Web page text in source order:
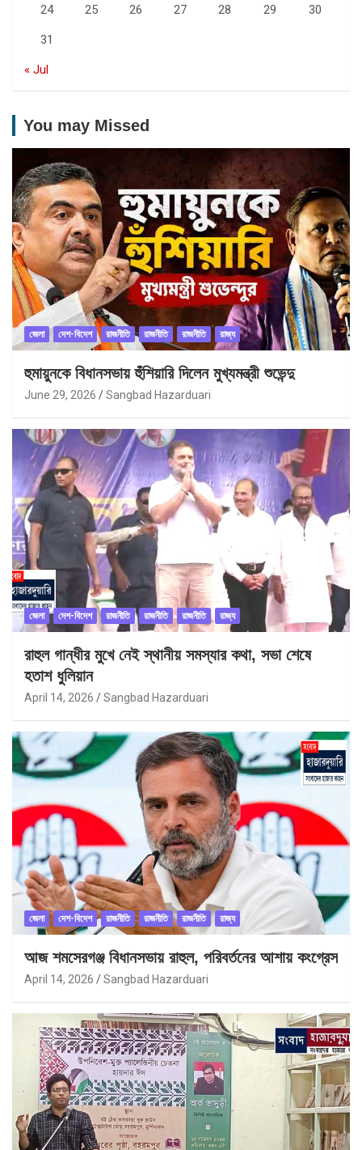
24 25 26 27 28 29 30
31
« Jul
You may Missed
জেলা দেশ-বিদেশ রাজনীতি রাজনীতি রাজনীতি রাজ্য
হুমায়ুনকে বিধানসভায় হুঁশিয়ারি দিলেন মুখ্যমন্ত্রী শুভেন্দু
June 29, 2026 Sangbad Hazarduari
জেলা দেশ-বিদেশ রাজনীতি রাজনীতি রাজনীতি রাজ্য
রাহুল গান্ধীর মুখে নেই স্থানীয় সমস্যার কথা, সভা শেষে
হতাশ ধুলিয়ান
April 14, 2026 Sangbad Hazarduari
জেলা দেশ-বিদেশ রাজনীতি রাজনীতি রাজনীতি রাজ্য
আজ শমসেরগঞ্জ বিধানসভায় রাহুল, পরিবর্তনের আশায় কংগ্রেস
April 14, 2026 Sangbad Hazarduari